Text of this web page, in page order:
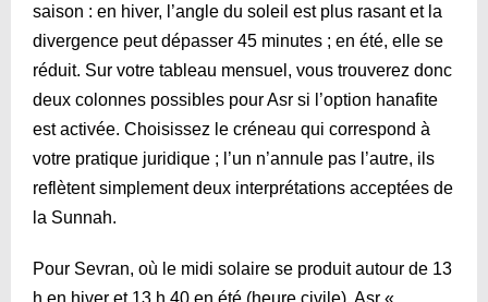
saison : en hiver, l’angle du soleil est plus rasant et la
divergence peut dépasser 45 minutes ; en été, elle se
réduit. Sur votre tableau mensuel, vous trouverez donc
deux colonnes possibles pour Asr si l’option hanafite
est activée. Choisissez le créneau qui correspond à
votre pratique juridique ; l’un n’annule pas l’autre, ils
reflètent simplement deux interprétations acceptées de
la Sunnah.
Pour Sevran, où le midi solaire se produit autour de 13
h en hiver et 13 h 40 en été (heure civile), Asr «